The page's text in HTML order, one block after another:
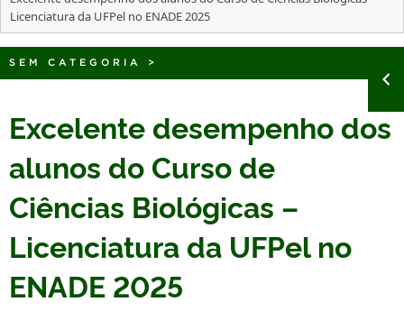
EDITAIS
TELEFONES
Licenciatura da UFPel no ENADE 2025
SEM CATEGORIA >
Excelente desempenho dos
alunos do Curso de
Ciências Biológicas –
Licenciatura da UFPel no
ENADE 2025